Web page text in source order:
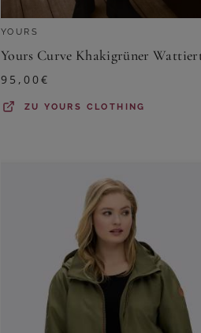
YOURS
95,00€
ZUYOURS CLOTHING